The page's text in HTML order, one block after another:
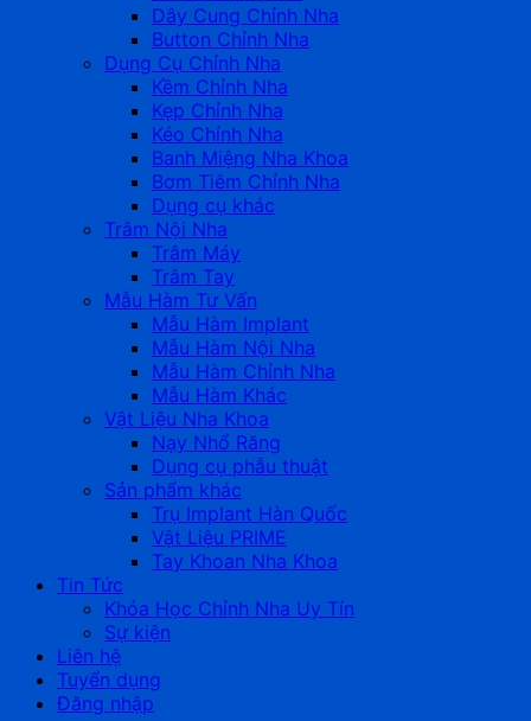
Dây Cung Chỉnh Nha
Button Chỉnh Nha
Dụng Cụ Chỉnh Nha
Kềm Chỉnh Nha
Kẹp Chỉnh Nha
Kéo Chỉnh Nha
Banh Miệng Nha Khoa
Bơm Tiêm Chỉnh Nha
Dụng cụ khác
Trâm Nội Nha
Trâm Máy
Trâm Tay
Mẫu Hàm Tư Vấn
Mẫu Hàm Implant
Mẫu Hàm Nội Nha
Mẫu Hàm Chỉnh Nha
Mẫu Hàm Khác
Vật Liệu Nha Khoa
Nạy Nhổ Răng
Dụng cụ phẫu thuật
Sản phẩm khác
Trụ Implant Hàn Quốc
Vật Liệu PRIME
Tay Khoan Nha Khoa
Tin Tức
Khóa Học Chỉnh Nha Uy Tín
Sự kiện
Liên hệ
Tuyển dụng
Đăng nhập